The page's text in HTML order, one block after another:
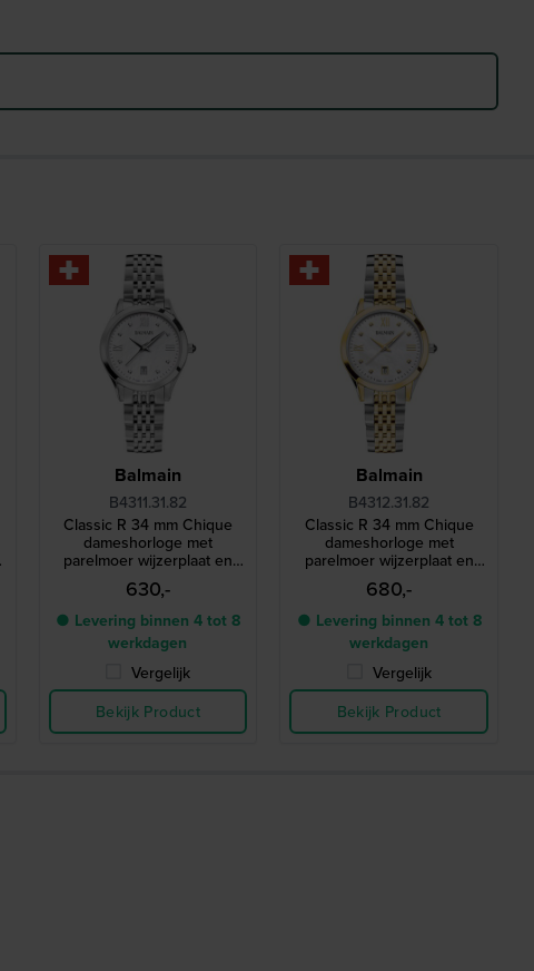
Balmain
B4311.31.82
Classic R 34 mm Chique
dameshorloge met
parelmoer wijzerplaat en
diamanten indexen
630,-
● Levering binnen 4 tot 8
werkdagen
Vergelijk
Bekijk Product
Balmain
B4312.31.82
Classic R 34 mm Chique
dameshorloge met
parelmoer wijzerplaat en
diamanten indexen
680,-
● Levering binnen 4 tot 8
werkdagen
Vergelijk
Bekijk Product